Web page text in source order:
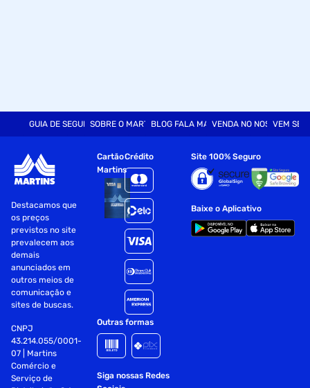
GUIA DE SEGURANÇASOBRE O MARTINSBLOG FALA MARTVENDA NO NOSSO SITE
VEM SER
Destacamos que
os preços
previstos no site
prevalecem aos
demais
anunciados em
outros meios de
comunicação e
sites de buscas.
CNPJ
43.214.055/0001-
07 | Martins
Comércio e
Serviço de
Cartão
Martins
Crédito
Outras formas
Siga nossas Redes
Site 100% Seguro
Baixe o Aplicativo